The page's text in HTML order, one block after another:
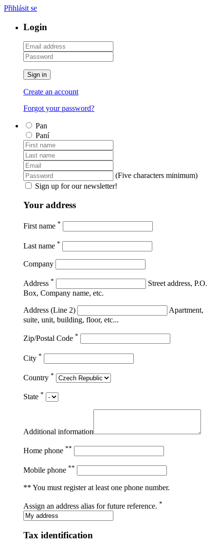
Přihlásit se
Login
Sign in
Create an account
Forgot your password?
Pan
Paní
(Five characters minimum)
Sign up for our newsletter!
Your address
First name *
Last name *
Company
Address *
Street address, P.O.
Box, Company name, etc.
Address (Line 2)
Apartment,
suite, unit, building, floor, etc...
Zip/Postal Code *
City *
Country *
State *
Additional information
Home phone **
Mobile phone **
** You must register at least one phone number.
Assign an address alias for future reference. *
Tax identification